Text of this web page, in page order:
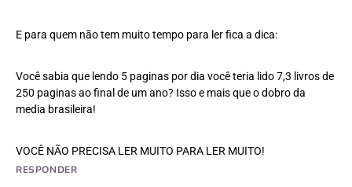
E para quem não tem muito tempo para ler fica a dica:
Você sabia que lendo 5 paginas por dia você teria lido 7,3 livros de
250 paginas ao final de um ano? Isso e mais que o dobro da
media brasileira!
VOCÊ NÃO PRECISA LER MUITO PARA LER MUITO!
RESPONDER